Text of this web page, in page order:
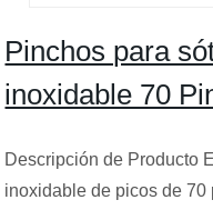
Pinchos para
inoxidable 70
Descripción de Producto
inoxidable de picos de 70